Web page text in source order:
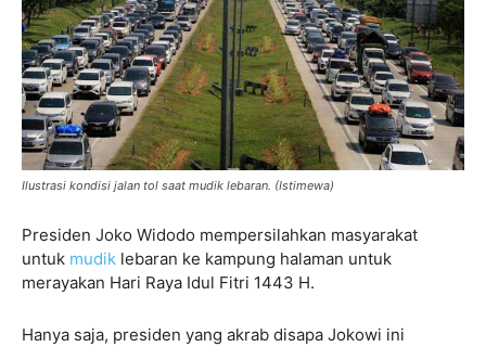
Ilustrasi kondisi jalan tol saat mudik lebaran. (Istimewa)
Presiden Joko Widodo mempersilahkan masyarakat
untuk mudik lebaran ke kampung halaman untuk
merayakan Hari Raya Idul Fitri 1443 H.
Hanya saja, presiden yang akrab disapa Jokowi ini